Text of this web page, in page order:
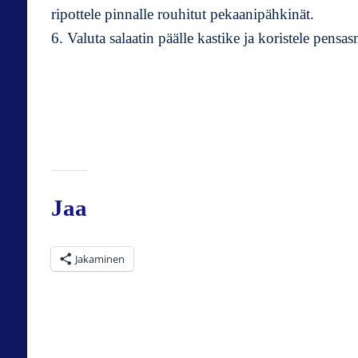
ripottele pinnalle rouhitut pekaanipähkinät.
6. Valuta salaatin päälle kastike ja koristele
Jaa
Jakaminen